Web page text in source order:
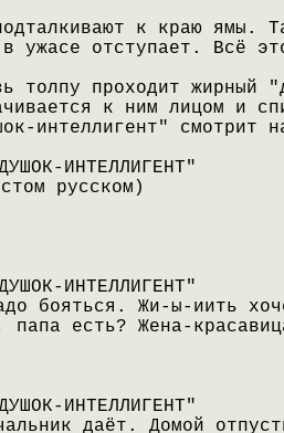
к краю ямы.
ужасе отступает. Всё
толпу проходит
к ним лицом и
интеллигент" смотрит
ИНТЕЛЛИГЕНТ"
русском)
ИНТЕЛЛИГЕНТ"
бояться. Жи-ы-иить
папа есть? Жена-
ИНТЕЛЛИГЕНТ"
даёт. Домой